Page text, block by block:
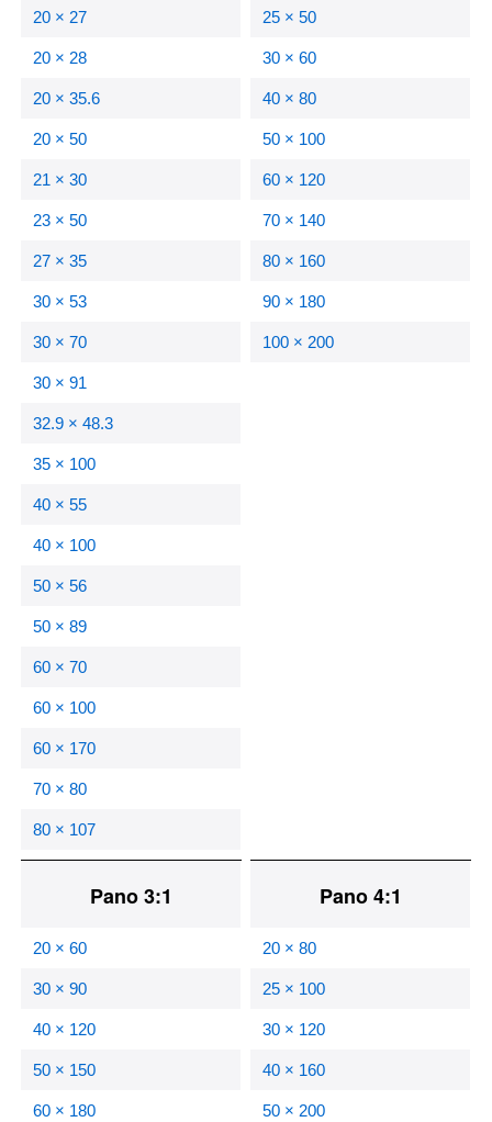
20 × 27
20 × 28
20 × 35.6
20 × 50
21 × 30
23 × 50
27 × 35
30 × 53
30 × 70
30 × 91
32.9 × 48.3
35 × 100
40 × 55
40 × 100
50 × 56
50 × 89
60 × 70
60 × 100
60 × 170
70 × 80
80 × 107
25 × 50
30 × 60
40 × 80
50 × 100
60 × 120
70 × 140
80 × 160
90 × 180
100 × 200
Pano 3:1
20 × 60
30 × 90
40 × 120
50 × 150
60 × 180
Pano 4:1
20 × 80
25 × 100
30 × 120
40 × 160
50 × 200